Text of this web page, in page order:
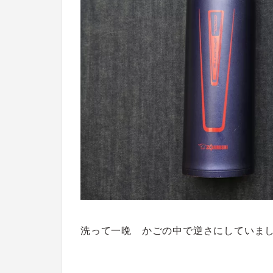
洗って一晩 かごの中で逆さにしていま